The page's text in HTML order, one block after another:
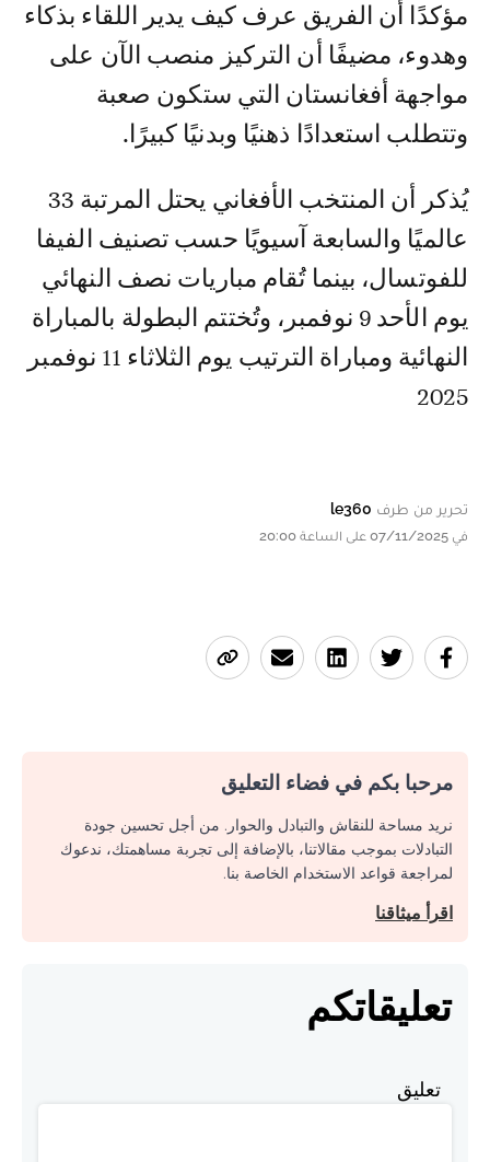
مؤكدًا أن الفريق عرف كيف يدير اللقاء بذكاء
وهدوء، مضيفًا أن التركيز منصب الآن على
مواجهة أفغانستان التي ستكون صعبة
وتتطلب استعدادًا ذهنيًا وبدنيًا كبيرًا.
يُذكر أن المنتخب الأفغاني يحتل المرتبة 33
عالميًا والسابعة آسيويًا حسب تصنيف الفيفا
للفوتسال، بينما تُقام مباريات نصف النهائي
يوم الأحد 9 نوفمبر، وتُختتم البطولة بالمباراة
النهائية ومباراة الترتيب يوم الثلاثاء 11 نوفمبر
2025
تحرير من طرف le360
في 07/11/2025 على الساعة 20:00
مرحبا بكم في فضاء التعليق
نريد مساحة للنقاش والتبادل والحوار. من أجل تحسين جودة
التبادلات بموجب مقالاتنا، بالإضافة إلى تجربة مساهمتك، ندعوك
لمراجعة قواعد الاستخدام الخاصة بنا.
اقرأ ميثاقنا
تعليقاتكم
تعليق